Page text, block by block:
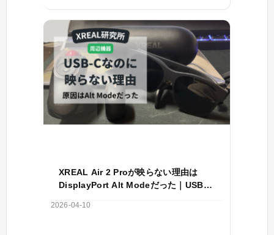
XREAL Air 2 Proが映らない理由は
DisplayPort Alt Modeだった｜USB-C
2026-04-10